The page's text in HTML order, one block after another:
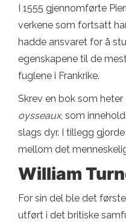
I 1555 gjennomførte
verkene som fortsatt
hadde ansvaret for å
egenskapene til de
fuglene i Frankrike.
Skrev en bok som heter
oysseaux, som
slags dyr. I tillegg
mellom det
William
For sin del ble det
utført i det britiske